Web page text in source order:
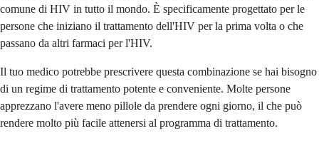
comune di HIV in tutto il mondo. È specificamente progettato per le
persone che iniziano il trattamento dell'HIV per la prima volta o che
passano da altri farmaci per l'HIV.
Il tuo medico potrebbe prescrivere questa combinazione se hai bisogno
di un regime di trattamento potente e conveniente. Molte persone
apprezzano l'avere meno pillole da prendere ogni giorno, il che può
rendere molto più facile attenersi al programma di trattamento.